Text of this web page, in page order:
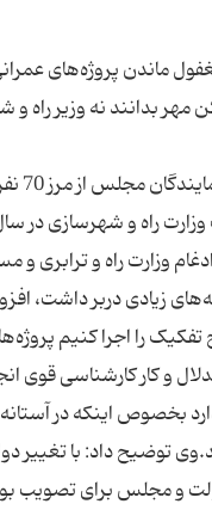
ماندن پروژه‌های
در
وزارت راه و ترابری
زیادی دربر داشت،
را اجرا کنیم
و کار کارشناسی
اینکه در آستانه
توضیح داد: با تغییر